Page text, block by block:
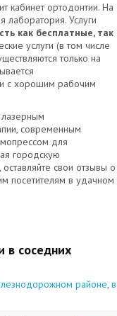
кабинет ортодонтии. На
лаборатория. Услуги
как бесплатные, так
услуги (в том числе
только на
с хорошим рабочим
современным
для
городскую
свои отзывы о
посетителям в удачном
в соседних
районе,в